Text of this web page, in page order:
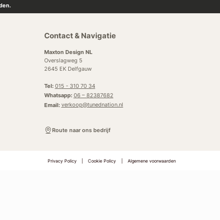
Contact & Navigatie
Maxton Design NL
Overslagweg 5
2645 EK Delfgauw
Tel: 015 - 310 70 34
Whatsapp: 06 – 82387682
Email: verkoop@tunednation.nl
Route naar ons bedrijf
Privacy Policy Cookie Policy Algemene voorwaarden